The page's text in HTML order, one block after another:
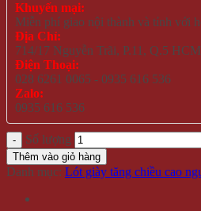
Khuyến mại:
Miễn phí giao nội thành và tỉnh với
Địa Chỉ:
714/17 Nguyễn Trãi, P.11, Q.5 HCM
Điện Thoại:
028 6261 0065 - 0935 616 536
Zalo:
0935 616 536
Số lượng
Thêm vào giỏ hàng
Danh mục: Lót giày tăng chiều cao